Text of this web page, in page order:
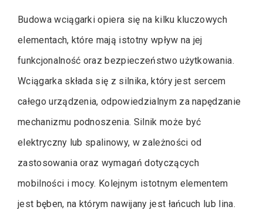
Budowa wciągarki opiera się na kilku kluczowych
elementach, które mają istotny wpływ na jej
funkcjonalność oraz bezpieczeństwo użytkowania.
Wciągarka składa się z silnika, który jest sercem
całego urządzenia, odpowiedzialnym za napędzanie
mechanizmu podnoszenia. Silnik może być
elektryczny lub spalinowy, w zależności od
zastosowania oraz wymagań dotyczących
mobilności i mocy. Kolejnym istotnym elementem
jest bęben, na którym nawijany jest łańcuch lub lina.